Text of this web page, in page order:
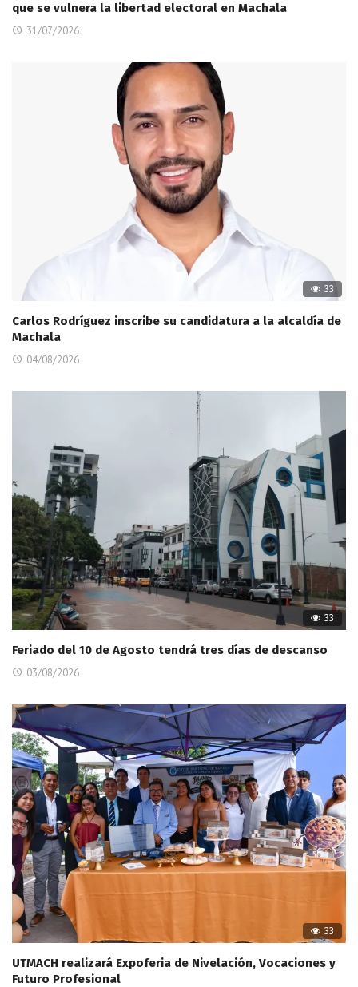
que se vulnera la libertad electoral en Machala
31/07/2026
33
Carlos Rodríguez inscribe su candidatura a la alcaldía de
Machala
04/08/2026
33
Feriado del 10 de Agosto tendrá tres días de descanso
03/08/2026
33
UTMACH realizará Expoferia de Nivelación, Vocaciones y
Futuro Profesional